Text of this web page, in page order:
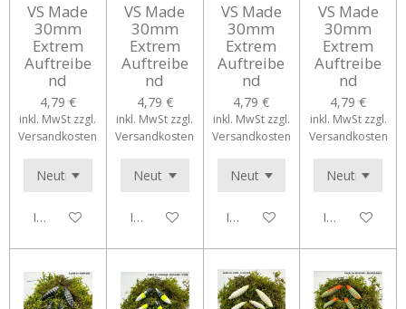
VS Made
30mm
Extrem
Auftreibe
nd
4,79 €
inkl. MwSt zzgl.
Versandkosten
In den Warenkorb
VS Made
30mm
Extrem
Auftreibe
nd
4,79 €
inkl. MwSt zzgl.
Versandkosten
In den Warenkorb
VS Made
30mm
Extrem
Auftreibe
nd
4,79 €
inkl. MwSt zzgl.
Versandkosten
In den Warenkorb
VS Made
30mm
Extrem
Auftreibe
nd
4,79 €
inkl. MwSt zzgl.
Versandkosten
In den